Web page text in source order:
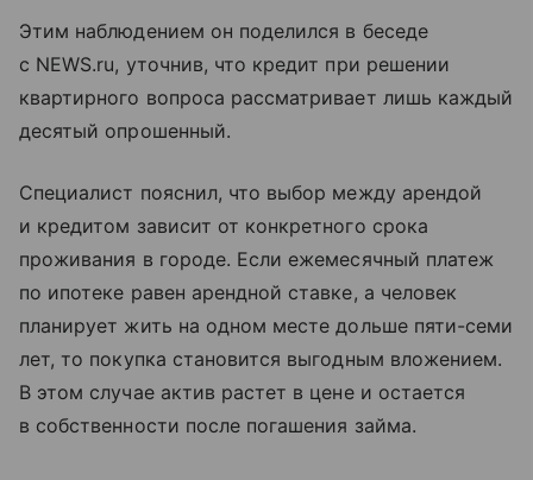
Этим наблюдением он поделился в беседе
с NEWS.ru, уточнив, что кредит при решении
квартирного вопроса рассматривает лишь каждый
десятый опрошенный.
Специалист пояснил, что выбор между арендой
и кредитом зависит от конкретного срока
проживания в городе. Если ежемесячный платеж
по ипотеке равен арендной ставке, а человек
планирует жить на одном месте дольше пяти-семи
лет, то покупка становится выгодным вложением.
В этом случае актив растет в цене и остается
в собственности после погашения займа.